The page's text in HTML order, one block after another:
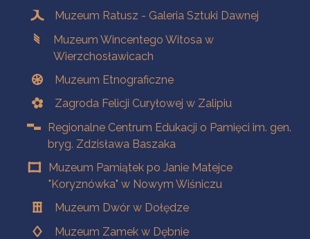
Muzeum Ratusz - Galeria Sztuki Dawnej
Muzeum Wincentego Witosa w
Wierzchosławicach
Muzeum Etnograficzne
Zagroda Felicji Curyłowej w Zalipiu
Regionalne Centrum Edukacji o Pamięci im. gen.
bryg. Zdzisława Baszaka
Muzeum Pamiątek po Janie Matejce
"Koryznówka" w Nowym Wiśniczu
Muzeum Dwór w Dołędze
Muzeum Zamek w Dębnie